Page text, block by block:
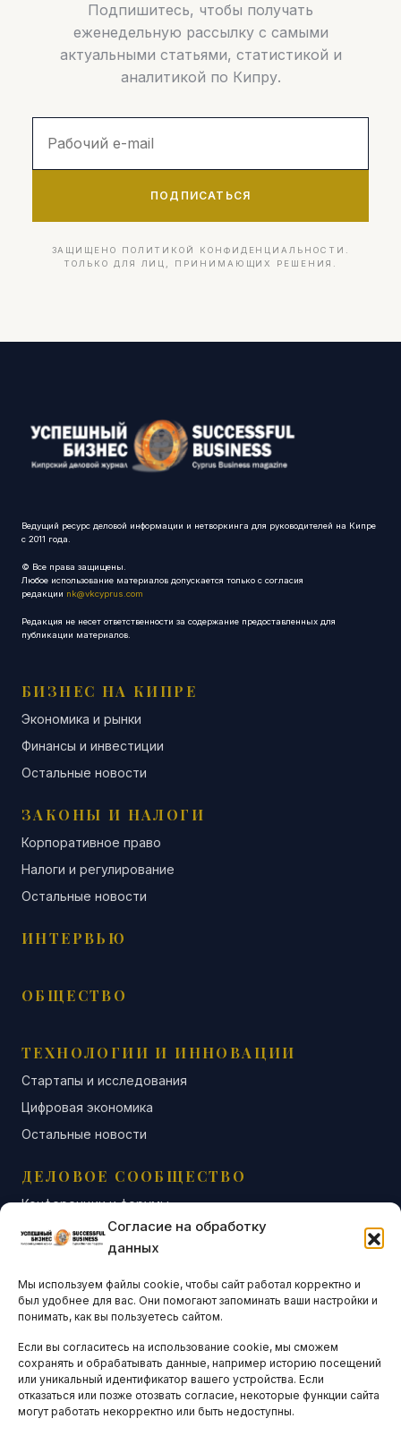
Согласие на обработку
данных
Мы используем файлы cookie, чтобы сайт работал корректно и
был удобнее для вас. Они помогают запоминать ваши настройки и
понимать, как вы пользуетесь сайтом.
Если вы согласитесь на использование cookie, мы сможем
сохранять и обрабатывать данные, например историю посещений
или уникальный идентификатор вашего устройства. Если
отказаться или позже отозвать согласие, некоторые функции сайта
могут работать некорректно или быть недоступны.
Подпишитесь, чтобы получать
еженедельную рассылку с самыми
актуальными статьями, статистикой и
аналитикой по Кипру.
ПОДПИСАТЬСЯ
ЗАЩИЩЕНО ПОЛИТИКОЙ КОНФИДЕНЦИАЛЬНОСТИ.
ТОЛЬКО ДЛЯ ЛИЦ, ПРИНИМАЮЩИХ РЕШЕНИЯ.
Ведущий ресурс деловой информации и нетворкинга для руководителей на Кипре
с 2011 года.
© Все права защищены.
Любое использование материалов допускается только с согласия
редакции nk@vkcyprus.com
Редакция не несет ответственности за содержание предоставленных для
публикации материалов.
БИЗНЕС НА КИПРЕ
Экономика и рынки
Финансы и инвестиции
Остальные новости
ЗАКОНЫ И НАЛОГИ
Корпоративное право
Налоги и регулирование
Остальные новости
ИНТЕРВЬЮ
ОБЩЕСТВО
ТЕХНОЛОГИИ И ИННОВАЦИИ
Стартапы и исследования
Цифровая экономика
Остальные новости
ДЕЛОВОЕ СООБЩЕСТВО
Конференции и форумы
Бизнес-клубы и ассоциации
Остальные новости
АНАЛИТИКА И СТАТИСТИКА
ARTICLES IN ENGLISH
НАВИГАЦИЯ